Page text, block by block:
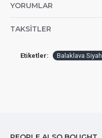
YORUMLAR
TAKSITLER
Etiketler: Balaklava Siyah